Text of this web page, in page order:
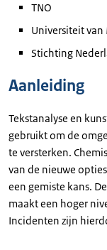
TNO
Universiteit
Stichting
Aanleiding
Tekstanalyse en
gebruikt om de
te versterken.
van de nieuwe
een gemiste kans.
maakt een hoger
Incidenten zijn